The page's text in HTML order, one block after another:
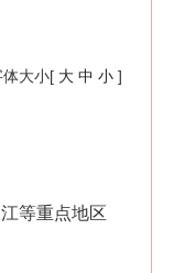
体大小[ 大 中 小 ]
等重点地区
相